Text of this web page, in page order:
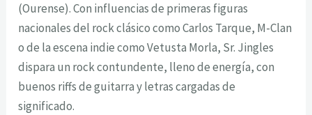
(Ourense). Con influencias de primeras figuras
nacionales del rock clásico como Carlos Tarque, M-Clan
o de la escena indie como Vetusta Morla, Sr. Jingles
dispara un rock contundente, lleno de energía, con
buenos riffs de guitarra y letras cargadas de
significado.